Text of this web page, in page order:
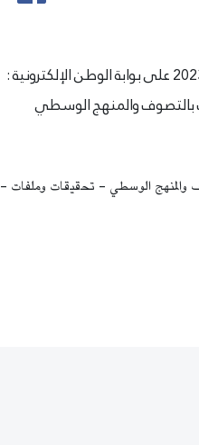
بالتصوف والمنهج الوسطي
والمنهج الوسطي - تحقيقات وملفات -